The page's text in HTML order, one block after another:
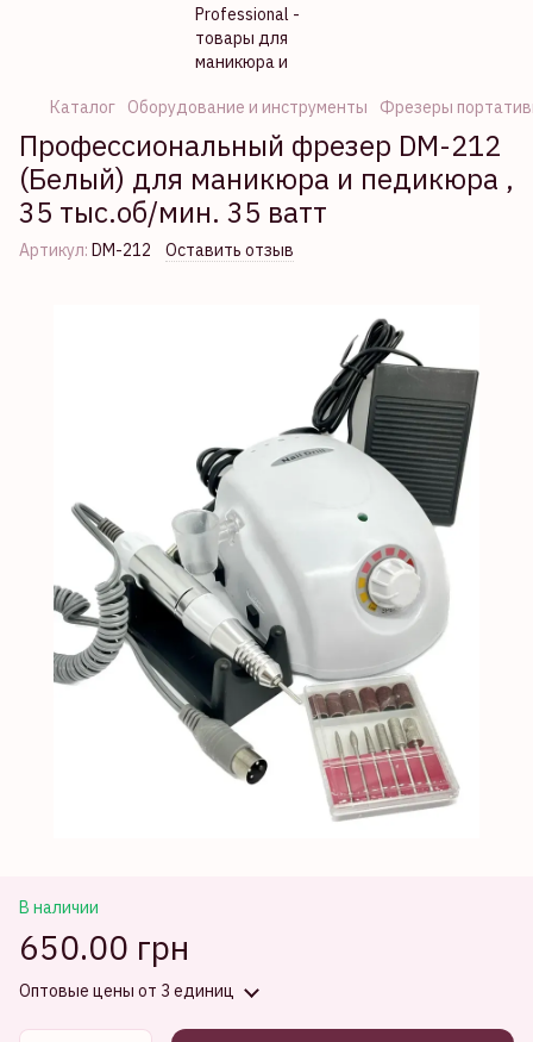
Каталог Оборудование и инструменты Фрезеры
Профессиональный фрезер DM-212
(Белый) для маникюра и педикюра ,
35 тыс.об/мин. 35 ватт
Артикул: DM-212 Оставить отзыв
В наличии
650.00 грн
Оптовые цены от 3 единиц